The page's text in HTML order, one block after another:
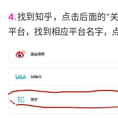
4.找到知乎，点击后面的“
平台，找到相应平台名字，